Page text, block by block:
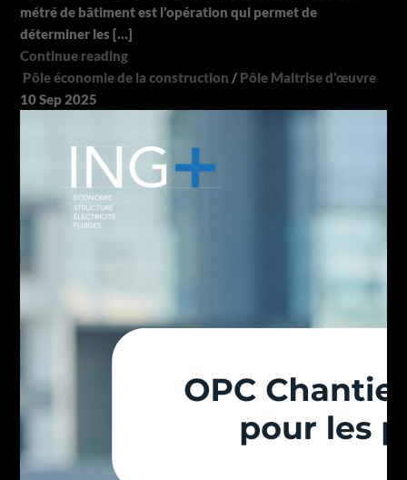
métré de bâtiment est l’opération qui permet de
déterminer les […]
Continue reading
Pôle économie de la construction / Pôle Maitrise d'œuvre
10Sep 2025